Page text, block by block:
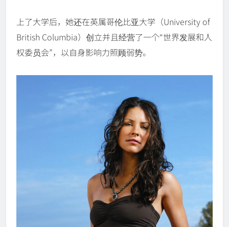
上了大学后，她还在英属哥伦比亚大学（University of
British Columbia）创立并且经营了一个“世界发展和人
权委员会”，以自身影响力照顾弱势。